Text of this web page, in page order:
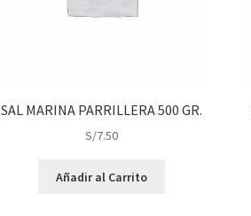
SAL MARINA PARRILLERA 500 GR.
S/7.50
Añadir al Carrito